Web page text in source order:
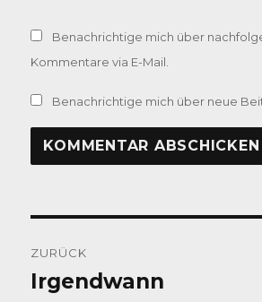
Benachrichtige mich über
Kommentare via E-Mail.
Benachrichtige mich über neue
ZURÜCK
Vorheriger
Irgendwann